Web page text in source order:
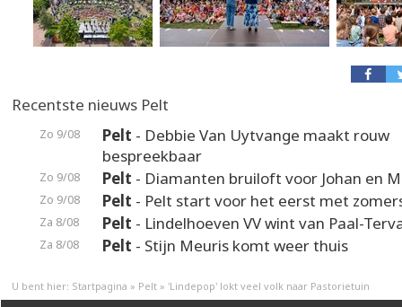
Recentste nieuws Pelt
Zo 9/08 Pelt - Debbie Van Uytvange maakt rouw
bespreekbaar
Zo 9/08 Pelt - Diamanten bruiloft voor Johan en
Zo 9/08 Pelt - Pelt start voor het eerst met
Za 8/08 Pelt - Lindelhoeven VV wint van Paal-
Za 8/08 Pelt - Stijn Meuris komt weer thuis
U bent hier: Startpagina » Pelt » 'Lindepop' lokt veel volk naar Pastorietuin